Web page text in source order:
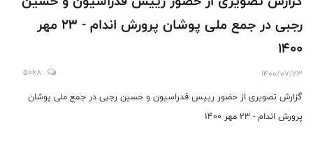
رجبی در جمع ملی پوشان پرورش اندام - 23 مهر
1400
1400/07/23
5068
گزارش تصویری از حضور رییس فدراسیون و حسین رجبی در جمع ملی پوشان
پرورش اندام - 23 مهر 1400